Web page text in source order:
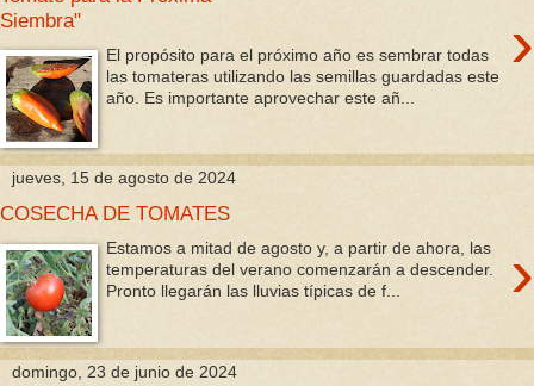
Siembra"
›
El propósito para el próximo año es sembrar todas
las tomateras utilizando las semillas guardadas este
año. Es importante aprovechar este añ...
jueves, 15 de agosto de 2024
COSECHA DE TOMATES
›
Estamos a mitad de agosto y, a partir de ahora, las
temperaturas del verano comenzarán a descender.
Pronto llegarán las lluvias típicas de f...
domingo, 23 de junio de 2024